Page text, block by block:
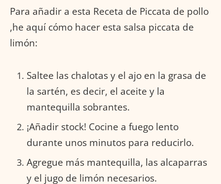
Para añadir a esta Receta de Piccata de pollo
,he aquí cómo hacer esta salsa piccata de
limón:
Saltee las chalotas y el ajo en la grasa de
la sartén, es decir, el aceite y la
mantequilla sobrantes.
¡Añadir stock! Cocine a fuego lento
durante unos minutos para reducirlo.
Agregue más mantequilla, las alcaparras
y el jugo de limón necesarios.